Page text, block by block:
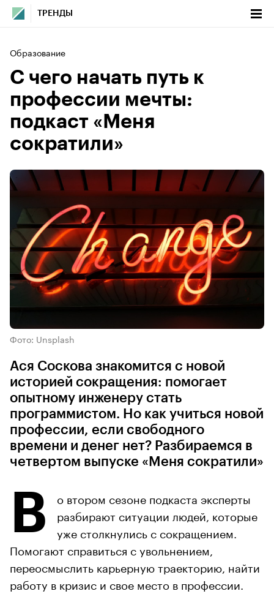
ТРЕНДЫ
Образование
С чего начать путь к
профессии мечты:
подкаст «Меня
сократили»
Фото: Unsplash
Ася Соскова знакомится с новой
историей сокращения: помогает
опытному инженеру стать
программистом. Но как учиться новой
профессии, если свободного
времени и денег нет? Разбираемся в
четвертом выпуске «Меня сократили»
В
о втором сезоне подкаста эксперты
разбирают ситуации людей, которые
уже столкнулись с сокращением.
Помогают справиться с увольнением,
переосмыслить карьерную траекторию, найти
работу в кризис и свое место в профессии.